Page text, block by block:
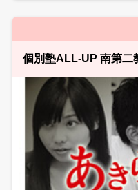
個別塾ALL-UP 南第二